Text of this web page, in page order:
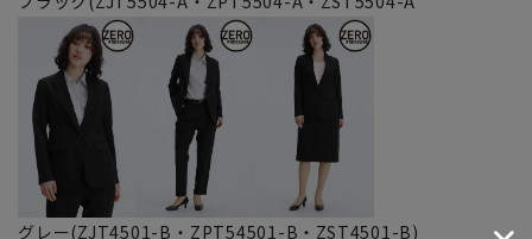
グレー(ZJT4501-B・ZPT54501-B・ZST4501-B)